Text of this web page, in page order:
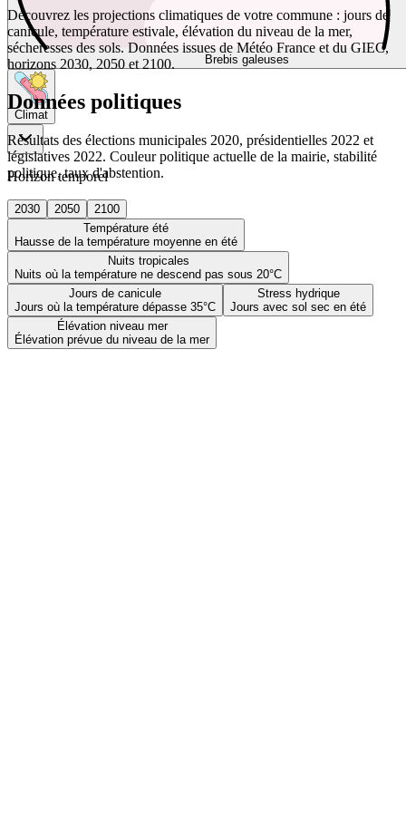
Brebis galeuses
Climat
Horizon temporel
2030 2050
2100
Température été
Hausse de la température moyenne en été
Nuits tropicales
Nuits où la température ne descend pas sous 20°C
Jours de canicule
Jours où la température dépasse 35°C
Stress hydrique
Jours avec sol sec en été
Élévation niveau mer
Élévation prévue du niveau de la mer
Découvrez les projections climatiques de votre commune : jours de
canicule, température estivale, élévation du niveau de la mer,
sécheresses des sols. Données issues de Météo France et du GIEC,
horizons 2030, 2050 et 2100.
Données politiques
Résultats des élections municipales 2020, présidentielles 2022 et
législatives 2022. Couleur politique actuelle de la mairie, stabilité
politique, taux d'abstention.